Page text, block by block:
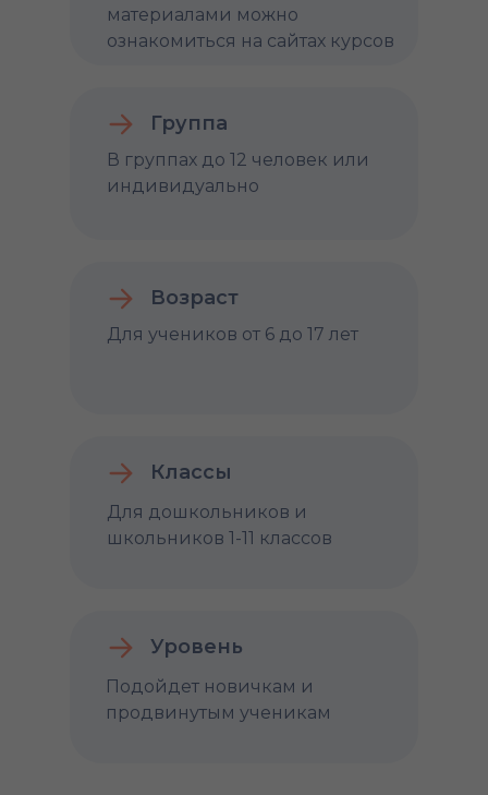
материалами можно
ознакомиться на сайтах курсов
Возраст
Для учеников от 6 до 17 лет
Группа
В группах до 12 человек или
индивидуально
Подойдет новичкам и
продвинутым ученикам
Для дошкольников и
школьников 1-11 классов
Классы
Уровень